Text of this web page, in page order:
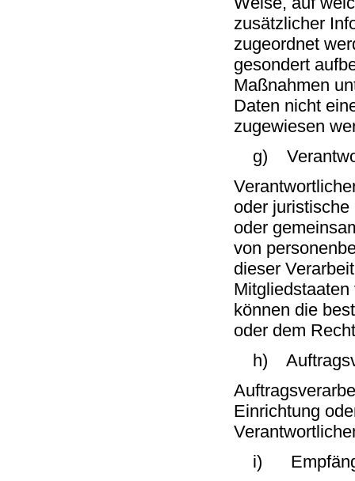
zusätzlicher
zugeordnet
gesondert
Maßnahmen
Daten nicht
zugewiesen
g)
oder
oder
von
dieser
können die
oder dem
h)
Einrichtung
i)